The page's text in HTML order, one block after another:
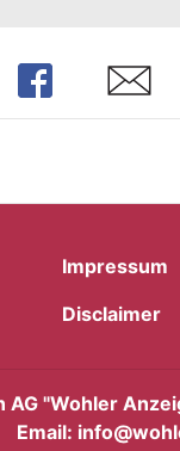
Share Share
Impressum
Disclaimer
"Wohler
Email: